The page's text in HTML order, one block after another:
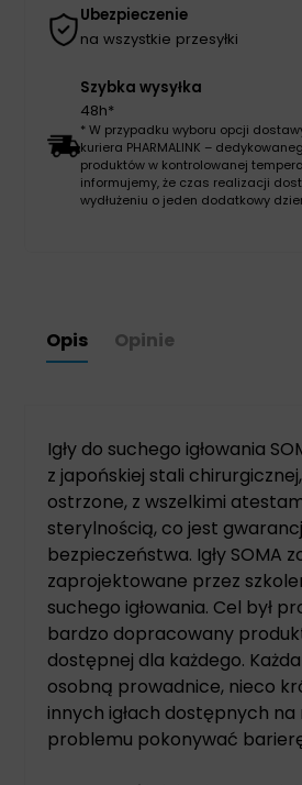
Ubezpieczenie
na wszystkie przesyłki
Szybka wysyłka
48h*
* W przypadku wyboru opcji
kuriera PHARMALINK –
produktów w kontrolowanej
informujemy, że czas realizacji
wydłużeniu o jeden dodatkowy
Opis Opinie
Igły do suchego igłowania
z japońskiej stali
ostrzone, z wszelkimi
sterylnością, co jest
bezpieczeństwa. Igły SOMA
zaprojektowane przez
suchego igłowania. Cel był
bardzo dopracowany
dostępnej dla każdego.
osobną prowadnice, nieco
innych igłach dostępnych na
problemu pokonywać